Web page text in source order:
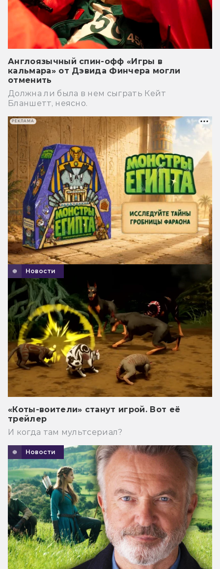
Англоязычный спин-офф «Игры в
кальмара» от Дэвида Финчера могли
отменить
Должна ли была в нем сыграть Кейт
Бланшетт, неясно.
Новости
«Коты-воители» станут игрой. Вот её
трейлер
И когда там мультсериал?
Новости
РЕКЛАМА